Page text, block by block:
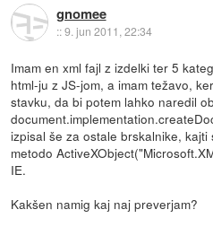
gnomee
::9. jun 2011, 22:34
Imam en xml fajl z izdelki ter 5
html-ju z JS-jom, a imam težavo,
stavku, da bi potem lahko naredil
izpisal še za ostale brskalnike,
metodo
IE.
Kakšen namig kaj naj preverjam?